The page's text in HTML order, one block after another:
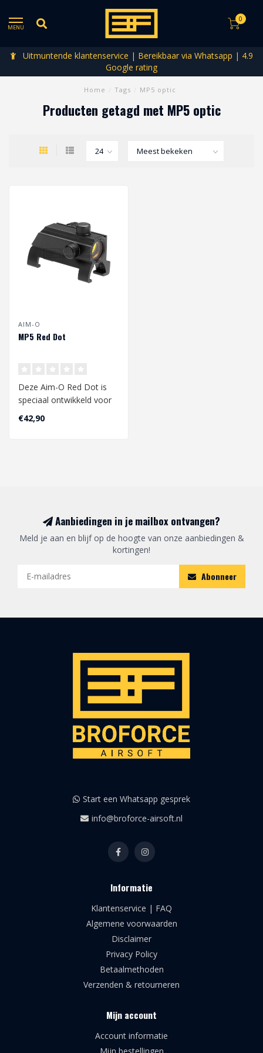
MENU
0
Uitmuntende klantenservice | Bereikbaar via Whatsapp | 4.9
Google rating
Home Tags MP5 optic
Producten getagd met MP5 optic
AIM-O
MP5 Red Dot
Deze Aim-O Red Dot is
speciaal ontwikkeld voor
de MP5 rail. Maak met
deze red do..
€42,90
Aanbiedingen in je mailbox ontvangen?
Meld je aan en blijf op de hoogte van onze aanbiedingen &
kortingen!
Abonneer
Start een Whatsapp gesprek
info@broforce-airsoft.nl
Informatie
Klantenservice | FAQ
Algemene voorwaarden
Disclaimer
Privacy Policy
Betaalmethoden
Verzenden & retourneren
Mijn account
Account informatie